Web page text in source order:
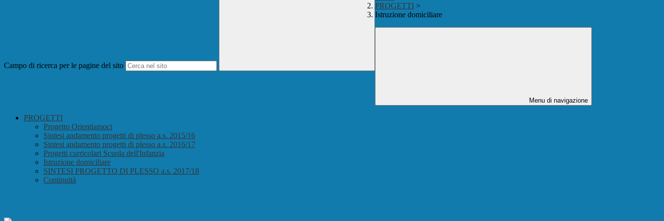
Campo di ricerca per le pagine del sito
PROGETTI >
Istruzione domiciliare
Menu di navigazione
PROGETTI
Progetto Orientiamoci
Sintesi andamento progetti di plesso a.s. 2015/16
Sintesi andamento progetti di plesso a.s. 2016/17
Progetti curricolari Scuola dell'Infanzia
Istruzione domiciliare
SINTESI PROGETTO DI PLESSO a.s. 2017/18
Continuità